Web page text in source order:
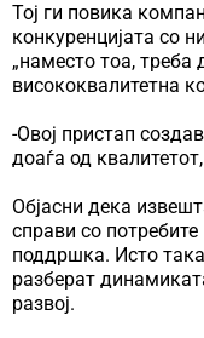
Тој ги повика
конкуренцијата со
„наместо тоа, треба
висококвалитетна
-Овој пристап
доаѓа од
Објасни дека
справи со
поддршка. Исто
разберат
развој.